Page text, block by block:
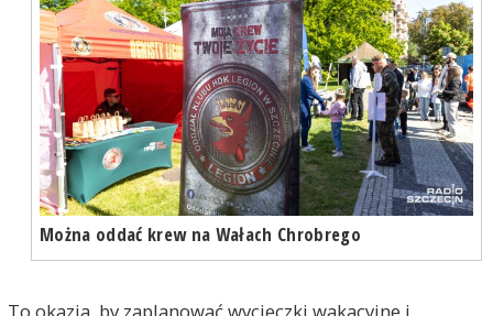
Można oddać krew na Wałach Chrobrego